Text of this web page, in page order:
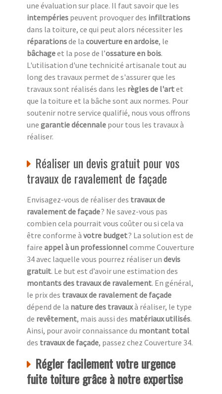
une évaluation sur place. Il faut savoir que les
intempéries peuvent provoquer des infiltrations
dans la toiture, ce qui peut alors nécessiter les
réparationsde la couverture en ardoise, le
bâchageet la pose de l’ossature en bois.
L'utilisation d'une technicité artisanale tout au
long des travaux permet de s'assurer que les
travaux sont réalisés dans les règles de l'artet
que la toiture et la bâche sont aux normes. Pour
soutenir notre service qualifié, nous vous offrons
une garantie décennale pour tous les travaux à
réaliser.
Réaliser un devis gratuit pour vos
travaux de ravalement de façade
Envisagez-vous de réaliser des travaux de
ravalement de façade? Ne savez-vous pas
combien cela pourrait vous coûter ou si cela va
être conforme à votre budget? La solution est de
faire appel à un professionnelcomme Couverture
34 avec laquelle vous pourrez réaliser un devis
gratuit. Le but est d’avoir une estimation des
montants des travaux de ravalement. En général,
le prix des travaux de ravalement de façade
dépend de la nature des travauxà réaliser, le type
de revêtement, mais aussi des matériaux utilisés.
Ainsi, pour avoir connaissance du montant total
des travaux de façade, passez chez Couverture 34.
Régler facilement votre urgence
fuite toiture grâce à notre expertise